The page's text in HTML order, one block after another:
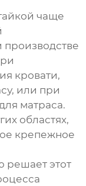
чаще
кровати,
или при
матраса.
областях,
крепежное
решает этот